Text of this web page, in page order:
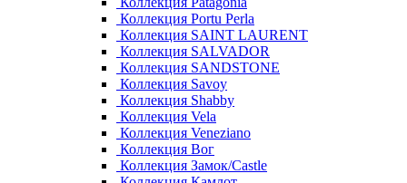
Коллекция Portu Perla
Коллекция SAINT LAURENT
Коллекция SALVADOR
Коллекция SANDSTONE
Коллекция Savoy
Коллекция Shabby
Коллекция Vela
Коллекция Veneziano
Коллекция Вог
Коллекция Замок/Castle